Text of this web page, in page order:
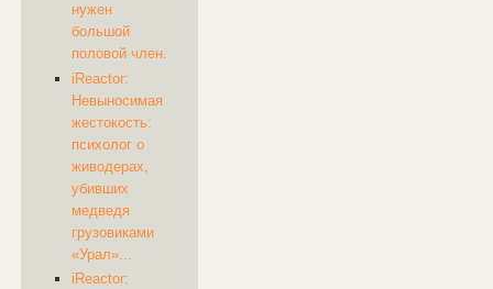
нужен
большой
половой член.
iReactor:
Невыносимая
жестокость:
психолог о
живодерах,
убивших
медведя
грузовиками
«Урал»...
iReactor: